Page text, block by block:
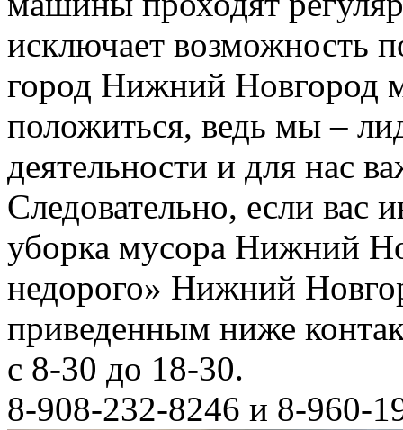
исключает возможность
город Нижний Новгород
положиться, ведь мы –
деятельности и для нас
Следовательно, если вас
уборка мусора Нижний
недорого» Нижний
приведенным ниже
с 8-30 до 18-30.
8-908-232-8246 и 8-960-